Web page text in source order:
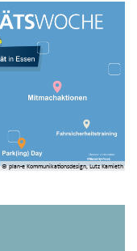
© plan-e Kommunikationsdesign, Lutz Kamieth